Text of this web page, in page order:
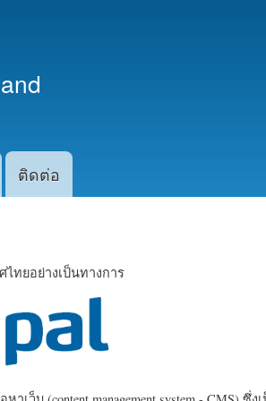
หลัก
ติดต่อ
ทยอย่างเป็นทางการ